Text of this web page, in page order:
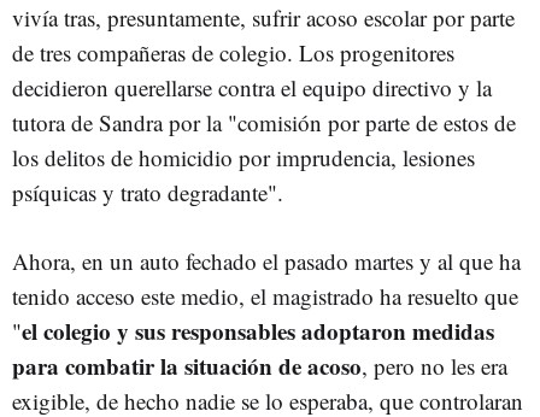
vivía tras, presuntamente, sufrir acoso escolar por parte
de tres compañeras de colegio. Los progenitores
decidieron querellarse contra el equipo directivo y la
tutora de Sandra por la "comisión por parte de estos de
los delitos de homicidio por imprudencia, lesiones
psíquicas y trato degradante".
Ahora, en un auto fechado el pasado martes y al que ha
tenido acceso este medio, el magistrado ha resuelto que
"el colegio y sus responsables adoptaron medidas
para combatir la situación de acoso, pero no les era
exigible, de hecho nadie se lo esperaba, que controlaran